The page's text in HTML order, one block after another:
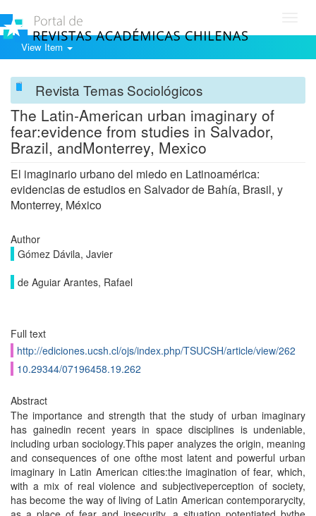
View Item
Revista Temas Sociológicos
The Latin-American urban imaginary of
fear:evidence from studies in Salvador,
Brazil, andMonterrey, Mexico
El imaginario urbano del miedo en Latinoamérica:
evidencias de estudios en Salvador de Bahía, Brasil, y
Monterrey, México
Author
Gómez Dávila, Javier
de Aguiar Arantes, Rafael
Full text
http://ediciones.ucsh.cl/ojs/index.php/TSUCSH/article/view/262
10.29344/07196458.19.262
Abstract
The importance and strength that the study of urban imaginary
has gainedin recent years in space disciplines is undeniable,
including urban sociology.This paper analyzes the origin, meaning
and consequences of one ofthe most latent and powerful urban
imaginary in Latin American cities:the imagination of fear, which,
with a mix of real violence and subjectiveperception of society,
has become the way of living of Latin American contemporarycity,